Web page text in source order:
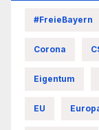
#FreieBayern
Corona
Eigentum
EU